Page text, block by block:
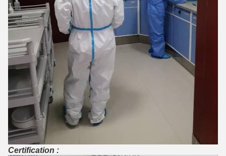
Certification :